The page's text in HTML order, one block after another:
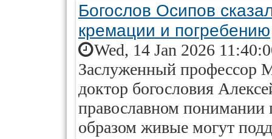
Богослов Осипов
кремации и погребению
Wed, 14 Jan 2026
Заслуженный профессор
доктор богословия
православном понимании
образом живые могут